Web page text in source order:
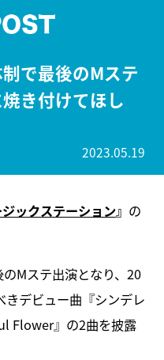
で最後のMステ
き付けてほし
2023.05.19
ックステーション』 の
Mステ出演となり、20
きデビュー曲『シンデレ
Flower』の2曲を披露